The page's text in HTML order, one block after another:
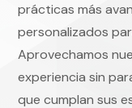
prácticas más
personalizados
Aprovechamos
experiencia sin
que cumplan sus